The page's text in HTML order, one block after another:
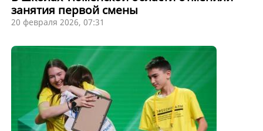
занятия первой смены
20 февраля 2026, 07:31